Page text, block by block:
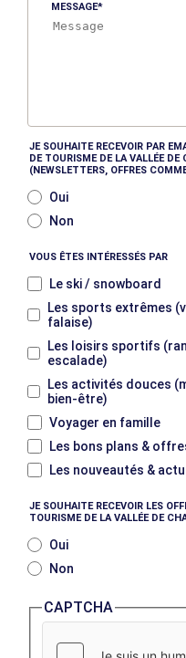
MESSAGE
JE SOUHAITE RECEVOIR PAR
DE TOURISME DE LA VALLÉE
(NEWSLETTERS, OFFRES
Oui
Non
VOUS ÊTES INTÉRESSÉS PAR
Le ski / snowboard
Les sports extrêmes
falaise)
Les loisirs sportifs
escalade)
Les activités douces
bien-être)
Voyager en famille
Les bons plans &
Les nouveautés &
JE SOUHAITE RECEVOIR LES
TOURISME DE LA VALLÉE DE
Oui
Non
CAPTCHA